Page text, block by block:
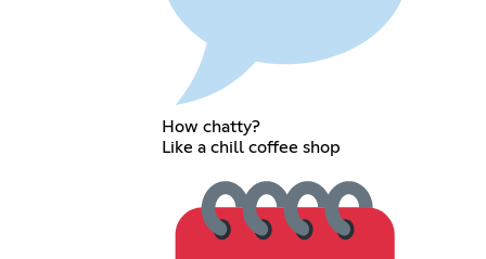
How chatty?
Like a chill coffee shop